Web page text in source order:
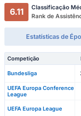
6.11
Classificação
Rank de
Estatísticas de
Competição
Bundesliga
UEFA Europa Conference
League
UEFA Europa League